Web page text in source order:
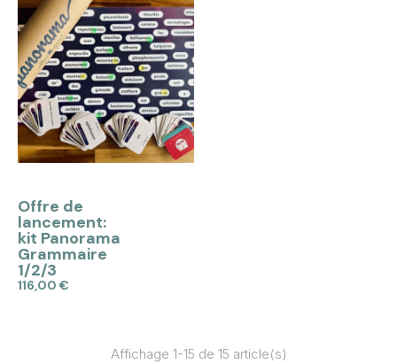
APERÇU
Offre de
lancement:
kit Panorama
Grammaire
1/2/3
116,00 €
Affichage 1-15 de 15 article(s)